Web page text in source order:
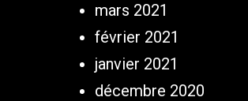
mars 2021
février 2021
janvier 2021
décembre 2020